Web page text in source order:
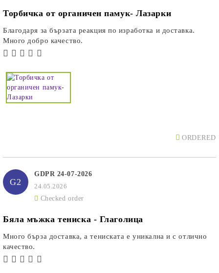
Торбичка от органичен памук- Лазарки
Благодаря за бързата реакция по изработка и доставка.
Много добро качество.
ORDERED
G2
GDPR 24-07-2026
24.05.2026
Checked order
Бяла мъжка тениска - Глаголица
Много бърза доставка, а тениската е уникална и с отлично
качество.